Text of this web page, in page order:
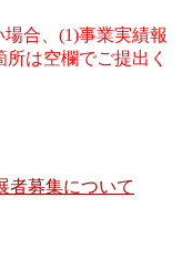
合、(1)事業実績報
は空欄でご提出く
者募集について